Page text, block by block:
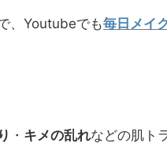
、Youtubeでも毎日メイ
・ キメの乱れなどの肌ト